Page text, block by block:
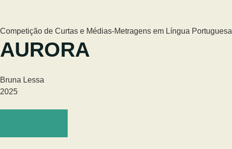
Competição de Curtas e Médias-Metragens em Língua Portuguesa
AURORA
Bruna Lessa
2025